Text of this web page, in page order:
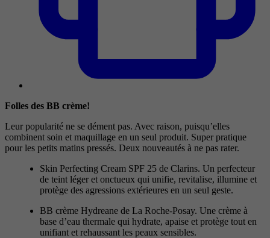
Folles des BB crème!
Leur popularité ne se dément pas. Avec raison, puisqu’elles
combinent soin et maquillage en un seul produit. Super pratique
pour les petits matins pressés. Deux nouveautés à ne pas rater.
Skin Perfecting Cream SPF 25 de Clarins. Un perfecteur
de teint léger et onctueux qui unifie, revitalise, illumine et
protège des agressions extérieures en un seul geste.
BB crème Hydreane de La Roche-Posay. Une crème à
base d’eau thermale qui hydrate, apaise et protège tout en
unifiant et rehaussant les peaux sensibles.